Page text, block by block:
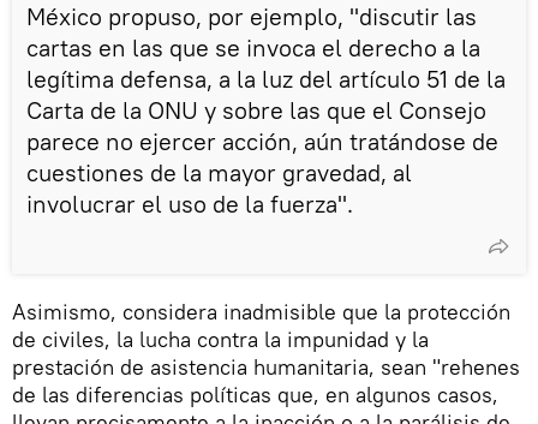
México propuso, por ejemplo, "discutir las
cartas en las que se invoca el derecho a la
legítima defensa, a la luz del artículo 51 de la
Carta de la ONU y sobre las que el Consejo
parece no ejercer acción, aún tratándose de
cuestiones de la mayor gravedad, al
involucrar el uso de la fuerza".
Asimismo, considera inadmisible que la protección
de civiles, la lucha contra la impunidad y la
prestación de asistencia humanitaria, sean "rehenes
de las diferencias políticas que, en algunos casos,